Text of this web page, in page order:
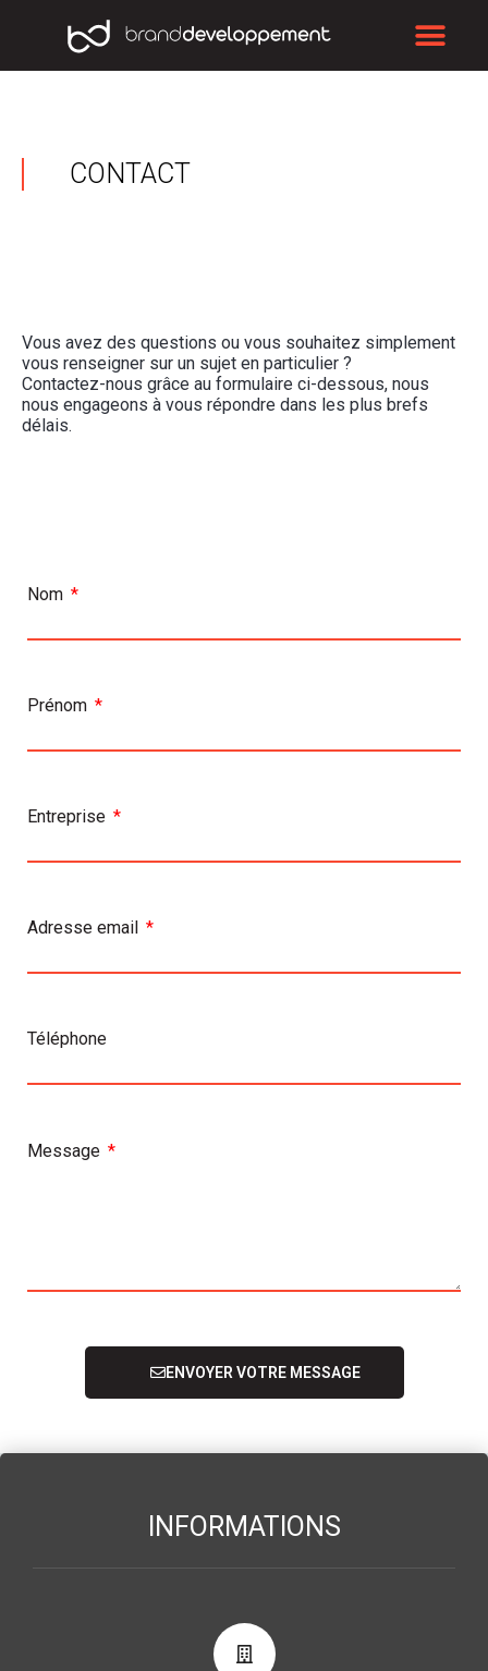
CONTACT
Vous avez des questions ou vous souhaitez simplement
vous renseigner sur un sujet en particulier ?
Contactez-nous grâce au formulaire ci-dessous, nous
nous engageons à vous répondre dans les plus brefs
délais.
Nom
Prénom
Entreprise
Adresse email
Téléphone
Message
ENVOYER VOTRE MESSAGE
INFORMATIONS